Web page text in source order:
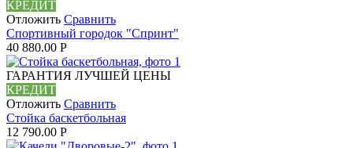
КРЕДИТ
Отложить Сравнить
Спортивный городок "Спринт"
40 880.00 Р
ГАРАНТИЯ ЛУЧШЕЙ ЦЕНЫ
КРЕДИТ
Отложить Сравнить
Стойка баскетбольная
12 790.00 Р